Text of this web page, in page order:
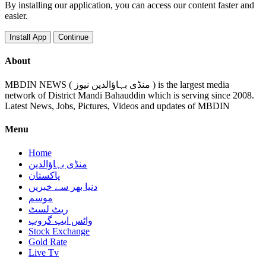
By installing our application, you can access our content faster and
easier.
Install App Continue
About
MBDIN NEWS ( منڈی بہاؤالدین نیوز ) is the largest media
network of District Mandi Bahauddin which is serving since 2008.
Latest News, Jobs, Pictures, Videos and updates of MBDIN
Menu
Home
منڈی بہاؤالدین
پاکستان
دنیا بھر سے خبریں
موسم
ریٹ لسٹ
واٹس ایپ گروپ
Stock Exchange
Gold Rate
Live Tv